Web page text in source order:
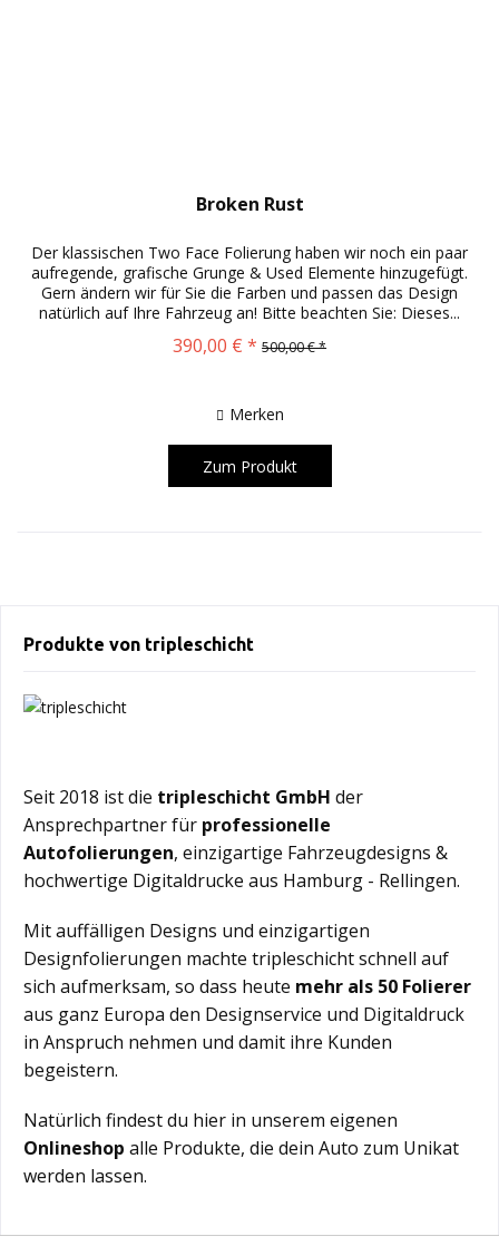
Broken Rust
Der klassischen Two Face Folierung haben wir noch ein paar
aufregende, grafische Grunge & Used Elemente hinzugefügt.
Gern ändern wir für Sie die Farben und passen das Design
natürlich auf Ihre Fahrzeug an! Bitte beachten Sie: Dieses...
390,00 € * 500,00 € *
Merken
Zum Produkt
Produkte von tripleschicht
Seit 2018 ist die tripleschicht GmbH der
Ansprechpartner für professionelle
Autofolierungen, einzigartige Fahrzeugdesigns &
hochwertige Digitaldrucke aus Hamburg - Rellingen.
Mit auffälligen Designs und einzigartigen
Designfolierungen machte tripleschicht schnell auf
sich aufmerksam, so dass heute mehr als 50 Folierer
aus ganz Europa den Designservice und Digitaldruck
in Anspruch nehmen und damit ihre Kunden
begeistern.
Natürlich findest du hier in unserem eigenen
Onlineshop alle Produkte, die dein Auto zum Unikat
werden lassen.